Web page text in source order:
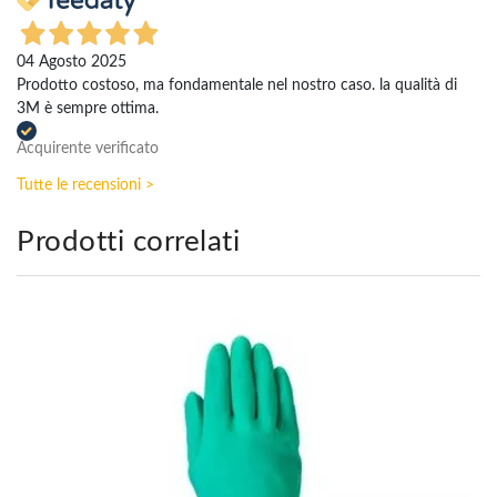
04 Agosto 2025
Prodotto costoso, ma fondamentale nel nostro caso. la qualità di
3M è sempre ottima.
Acquirente verificato
Tutte le recensioni >
Prodotti correlati